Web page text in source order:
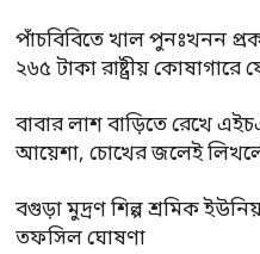
পাঁচবিবিতে খাল পুনঃখনন
২৬৫ টাকা রাষ্ট্রীয়
বাবার লাশ বাড়িতে রেখে
আয়েশা, চোখের জলেই
বগুড়া মুদ্রণ শিল্প শ্রমিক
তফসিল ঘোষণা